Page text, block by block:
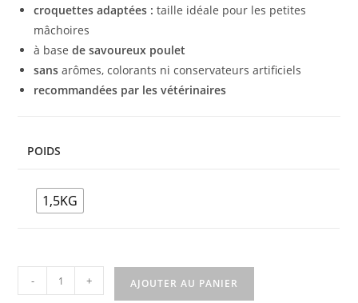
croquettes adaptées : taille idéale pour les petites
mâchoires
à basede savoureux poulet
sans arômes, colorants ni conservateurs artificiels
recommandées par les vétérinaires
POIDS
1,5KG
- + AJOUTER AU PANIER